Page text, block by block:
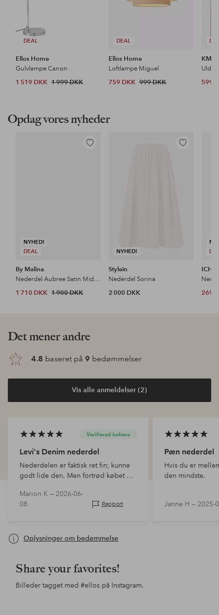
DEAL
Ellos Home
Gulvlampe Canon
1 519 DKK 1 999 DKK
DEAL
Ellos Home
Loftlampe Miguel
759 DKK 999 DKK
KM
599
Opdag vores nyheder
NYHED!
DEAL
Tilføj
By Malina
Nederdel Aubree Satin Midi Skirt
1 710 DKK 1 900 DKK
NYHED!
Tilføj
Stylein
Nederdel Sorina
2 000 DKK
ICHI
269
Det mener andre
4.8 baseret på 9 bedømmelser
Vis alle anmeldelser (2)
Verifierad købere
Levi's Denim nederdel
Nederdelen er faktisk ret fin; kunne
godt lide den. Men fortrød købet da
med den lange slids bagpå. Det
giver bevægelsesfrihed, men det
Marion K — 2026-06-
08
Rapport
Pæn nederdel
Hvis du er
den mindste.
Janne H — 2025-
Oplysninger om bedømmelse
Share your favorites!
Billeder tagget med #ellos på Instagram.